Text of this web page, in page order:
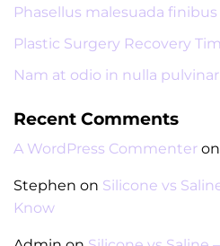
Phasellus malesuada
Plastic Surgery Recovery
Nam at odio in nulla pulvinar
Recent Comments
A WordPress Commenter on
Stephen on Silicone vs
Know